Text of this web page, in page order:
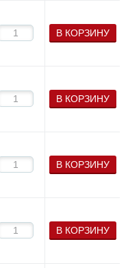
В КОРЗИНУ
В КОРЗИНУ
В КОРЗИНУ
В КОРЗИНУ